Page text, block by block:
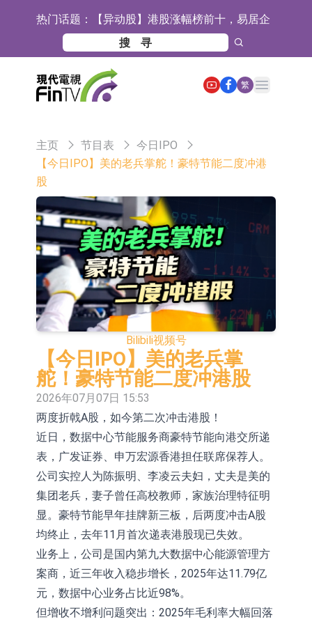
热门话题： 【异动股】港股涨幅榜前十，易居企
业控股(02048.HK)涨+52.63%，天润
云(02167.HK)涨+50.75%
宜安科技：湖南逸昊已取得关于非晶
合金项目环境影响报告表的批复
石药创新(300765.SZ)子公司SYS6037
注射液获美国药物还床试验批准
华兰生物：子公司华兰疫苗正在开展
TD550无人机具备行业先发产品优势
千方科技：已形成车路云协同的L4级
范阶段
建全球物流供应链网络
航天电器：子公司苏州华旃的高速模
组及液冷互连产品处于小批量供货阶
段
日韩股市双双收涨
【异动股】分立器件板块下挫，锴威
特(688693.CN)跌11.69%
【异动股】鸡肉概念板块拉升，益生
股份(002458.CN)涨10.02%
台积电7月营收同比增加44.7%
【异动股】港股涨幅榜前十，易居企
业控股(02048.HK)涨+84.21%，金辉
控股(09993.HK)涨+45.60%
新时达：暂未生产四足载人机器人
【异动股】鸡肉概念板块拉升，益生
股份(002458.CN)涨10.02%
【异动股】CRO板块拉升，药康生物
(688046.CN)涨19.99%
【异动股】诊断服务板块拉升，贝瑞
基因(000710.CN)涨10.02%
“X-Day”西丽湖路演社清华校友电子信
息专场成功举办
市场监管总局印发 《广告业统计调查
制度》
【异动股】港股跌幅榜前十，赛迪顾
问(02176.HK)跌40.96%，天瑞汽车内
饰(06162.HK)跌26.09%
繁
Open main menu
主页 节目表
今日IPO
【今日IPO】美的老兵掌舵！豪特节能二度冲港
股
Bilibili视频号
【今日IPO】美的老兵掌
舵！豪特节能二度冲港股
2026年07月07日 15:53
两度折戟A股，如今第二次冲击港股！
近日，数据中心节能服务商豪特节能向港交所递
表，广发证券、申万宏源香港担任联席保荐人。
公司实控人为陈振明、李凌云夫妇，丈夫是美的
集团老兵，妻子曾任高校教师，家族治理特征明
显。豪特节能早年挂牌新三板，后两度冲击A股
均终止，去年11月首次递表港股现已失效。
业务上，公司是国内第九大数据中心能源管理方
案商，近三年收入稳步增长，2025年达11.79亿
元，数据中心业务占比近98%。
但增收不增利问题突出：2025年毛利率大幅回落